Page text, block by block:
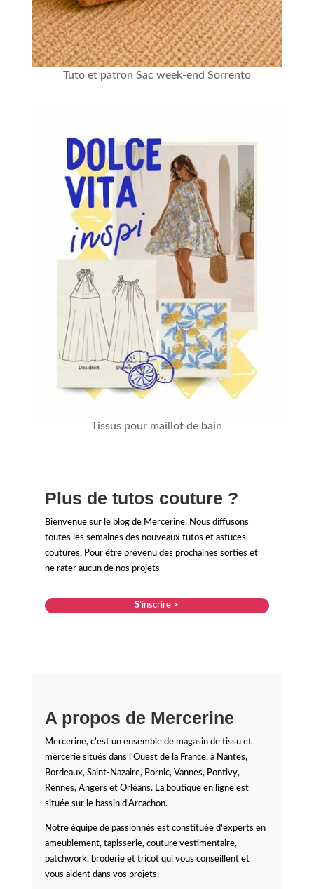
Tuto et patron Sac week-end Sorrento
Tissus pour maillot de bain
Plus de tutos couture ?
Bienvenue sur le blog de Mercerine. Nous diffusons
toutes les semaines des nouveaux tutos et astuces
coutures. Pour être prévenu des prochaines sorties et
ne rater aucun de nos projets
S'inscrire >
A propos de Mercerine
Mercerine, c'est un ensemble de magasin de tissu et
mercerie situés dans l'Ouest de la France, à Nantes,
Bordeaux, Saint-Nazaire, Pornic, Vannes, Pontivy,
Rennes, Angers et Orléans. La boutique en ligne est
située sur le bassin d'Arcachon.
Notre équipe de passionnés est constituée d'experts en
ameublement, tapisserie, couture vestimentaire,
patchwork, broderie et tricot qui vous conseillent et
vous aident dans vos projets.